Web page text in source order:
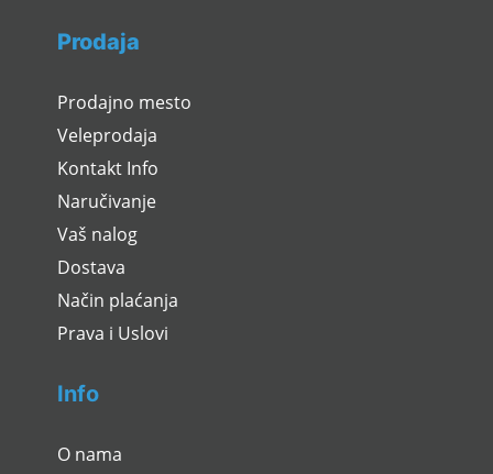
Prodaja
Prodajno mesto
Veleprodaja
Kontakt Info
Naručivanje
Vaš nalog
Dostava
Način plaćanja
Prava i Uslovi
Info
O nama